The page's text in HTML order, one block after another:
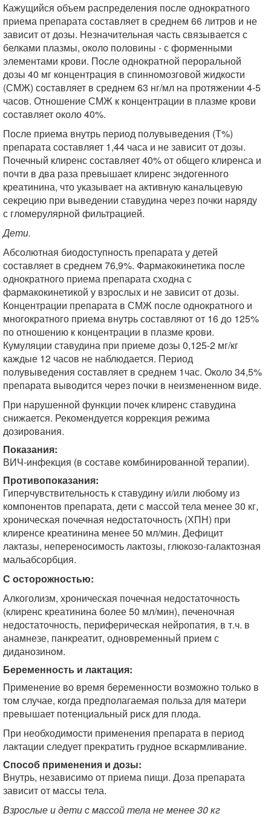
Кажущийся объем распределения после однократного
приема препарата составляет в среднем 66 литров и не
зависит от дозы. Незначительная часть связывается с
белками плазмы, около половины - с форменными
элементами крови. После однократной пероральной
дозы 40 мг концентрация в спинномозговой жидкости
(СМЖ) составляет в среднем 63 нг/мл на протяжении 4-5
часов. Отношение СМЖ к концентрации в плазме крови
составляет около 40%.
После приема внутрь период полувыведения (Т%)
препарата составляет 1,44 часа и не зависит от дозы.
Почечный клиренс составляет 40% от общего клиренса и
почти в два раза превышает клиренс эндогенного
креатинина, что указывает на активную канальцевую
секрецию при выведении ставудина через почки наряду
с гломерулярной фильтрацией.
Дети.
Абсолютная биодоступность препарата у детей
составляет в среднем 76,9%. Фармакокинетика после
однократного приема препарата сходна с
фармакокинетикой у взрослых и не зависит от дозы.
Концентрации препарата в СМЖ после однократного и
многократного приема внутрь составляютот 16 до 125%
по отношению к концентрации в плазме крови.
Кумуляции ставудина при приеме дозы 0,125-2 мг/кг
каждые 12 часов не наблюдается. Период
полувыведения составляет в среднем 1час. Около 34,5%
препарата выводится через почки в неизмененном виде.
При нарушенной функции почек клиренс ставудина
снижается. Рекомендуется коррекция режима
дозирования.
Показания:
ВИЧ-инфекция (в составе комбинированной терапии).
Противопоказания:
Гиперчувствительность к ставудину и/или любому из
компонентов препарата, дети с массой тела менее 30 кг,
хроническая почечная недостаточность (ХПН) при
клиренсе креатинина менее 50 мл/мин. Дефицит
лактазы, непереносимость лактозы, глюкозо-галактозная
мальабсорбция.
С осторожностью:
Алкоголизм, хроническая почечная недостаточность
(клиренс креатинина более 50 мл/мин), печеночная
недостаточность, периферическая нейропатия, в т.ч. в
анамнезе, панкреатит, одновременный прием с
диданозином.
Беременность и лактация:
Применение во время беременности возможно только в
том случае, когда предполагаемая польза для матери
превышает потенциальный риск для плода.
При необходимости применения препарата в период
лактации следует прекратить грудное вскармливание.
Способ применения и дозы:
Внутрь, независимо от приема пищи. Доза препарата
зависит от массы тела.
Взрослые и дети с массой тела не менее 30 кг